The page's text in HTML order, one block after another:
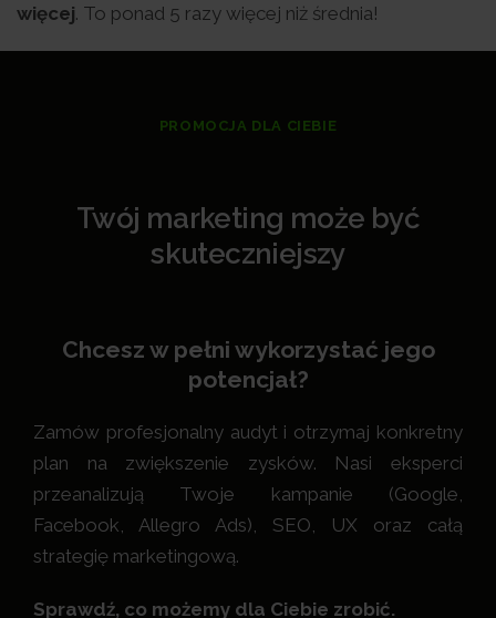
więcej. To ponad 5 razy więcej niż średnia!
PROMOCJA DLA CIEBIE
Twój marketing może być
skuteczniejszy
Chcesz w pełni wykorzystać jego
potencjał?
Zamów profesjonalny audyt i otrzymaj konkretny
plan na zwiększenie zysków. Nasi eksperci
przeanalizują Twoje kampanie (Google,
Facebook, Allegro Ads), SEO, UX oraz całą
strategię marketingową.
Sprawdź, co możemy dla Ciebie zrobić.